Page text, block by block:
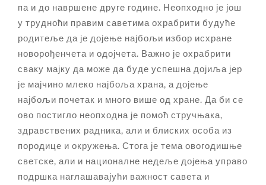
па и до навршене друге године. Неопходно је још
у трудноћи правим саветима охрабрити будуће
родитеље да је дојење најбољи избор исхране
новорођенчета и одојчета. Важно је охрабрити
сваку мајку да може да буде успешна дојиља јер
је мајчино млеко најбоља храна, а дојење
најбољи почетак и много више од хране. Да би се
ово постигло неопходна је помоћ стручњака,
здравствених радника, али и блиских особа из
породице и окружења. Стога је тема овогодишње
светске, али и националне недеље дојења управо
подршка наглашавајући важност савета и